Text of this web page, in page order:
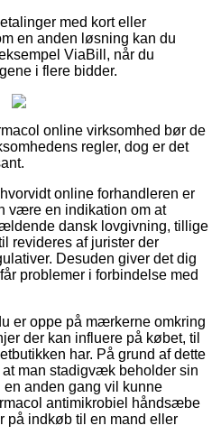
med kort eller
en anden løsning kan du
ViaBill, når du
i flere bidder.
online virksomhed bør de
regler, dog er det
online forhandleren er
være en indikation om at
dansk lovgivning, tillige
revideres af jurister der
Desuden giver det dig
problemer i forbindelse med
er oppe på mærkerne omkring
der kan influere på købet, til
har. På grund af dette
man stadigvæk beholder sin
en anden gang vil kunne
antimikrobiel håndsæbe
på indkøb til en mand eller